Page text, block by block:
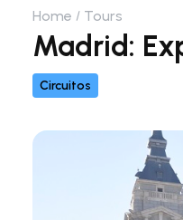
Home Tours
Madrid:
Circuitos